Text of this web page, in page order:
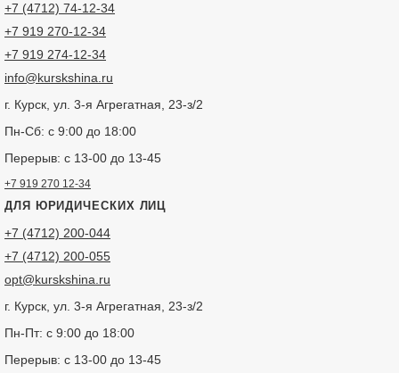
+7 (4712) 74-12-34
+7 919 270-12-34
+7 919 274-12-34
info@kurskshina.ru
г. Курск, ул. 3-я Агрегатная, 23-з/2
Пн-Сб: с 9:00 до 18:00
Перерыв: с 13-00 до 13-45
+7 919 270 12-34
ДЛЯ ЮРИДИЧЕСКИХ ЛИЦ
+7 (4712) 200-044
+7 (4712) 200-055
opt@kurskshina.ru
г. Курск, ул. 3-я Агрегатная, 23-з/2
Пн-Пт: с 9:00 до 18:00
Перерыв: с 13-00 до 13-45